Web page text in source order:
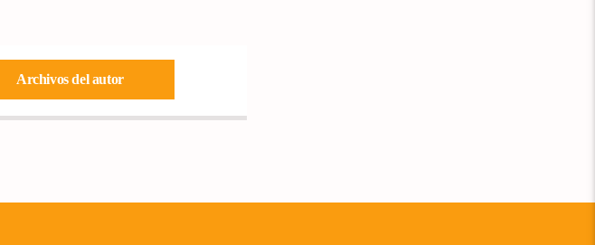
Archivos del autor